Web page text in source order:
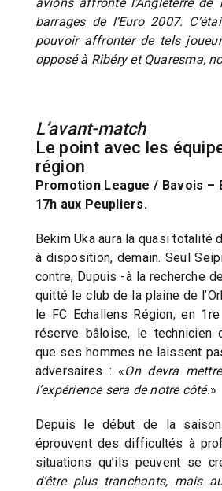
barrages de l’Euro 2007.
pouvoir affronter de tels
opposé à Ribéry et Quaresma,
L’avant-match
Le point avec les
région
Promotion League / Bavois –
17h aux Peupliers.
Bekim Uka aura la quasi totalité
à disposition, demain. Seul
contre, Dupuis -à la recherche
quitté le club de la plaine de
le FC Echallens Région, en
réserve bâloise, le technicien
que ses hommes ne laissent
adversaires : «On devra
l’expérience sera de notre côté.»
Depuis le début de la
éprouvent des difficultés à
situations qu’ils peuvent se
d’être plus tranchants, mais